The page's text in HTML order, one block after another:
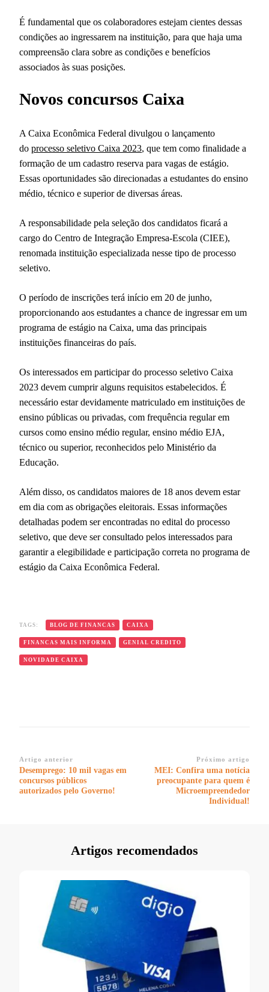
É fundamental que os colaboradores estejam cientes dessas
condições ao ingressarem na instituição, para que haja uma
compreensão clara sobre as condições e benefícios
associados às suas posições.
Novos concursos Caixa
A Caixa Econômica Federal divulgou o lançamento
do processo seletivo Caixa 2023, que tem como finalidade a
formação de um cadastro reserva para vagas de estágio.
Essas oportunidades são direcionadas a estudantes do ensino
médio, técnico e superior de diversas áreas.
A responsabilidade pela seleção dos candidatos ficará a
cargo do Centro de Integração Empresa-Escola (CIEE),
renomada instituição especializada nesse tipo de processo
seletivo.
O período de inscrições terá início em 20 de junho,
proporcionando aos estudantes a chance de ingressar em um
programa de estágio na Caixa, uma das principais
instituições financeiras do país.
Os interessados em participar do processo seletivo Caixa
2023 devem cumprir alguns requisitos estabelecidos. É
necessário estar devidamente matriculado em instituições de
ensino públicas ou privadas, com frequência regular em
cursos como ensino médio regular, ensino médio EJA,
técnico ou superior, reconhecidos pelo Ministério da
Educação.
Além disso, os candidatos maiores de 18 anos devem estar
em dia com as obrigações eleitorais. Essas informações
detalhadas podem ser encontradas no edital do processo
seletivo, que deve ser consultado pelos interessados para
garantir a elegibilidade e participação correta no programa de
estágio da Caixa Econômica Federal.
TAGS: BLOG DE FINANCAS CAIXA
FINANCAS MAIS INFORMA GENIAL CREDITO
NOVIDADE CAIXA
Navegação
de
post
Artigo anterior
Desemprego: 10 mil vagas em
concursos públicos
autorizados pelo Governo!
Próximo artigo
MEI: Confira uma notícia
preocupante para quem é
Microempreendedor
Individual!
Artigos recomendados